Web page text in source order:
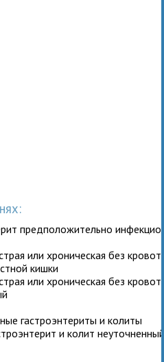
предположительно
или хроническая без
кишки
или хроническая без
гастроэнтериты и колиты
и колит